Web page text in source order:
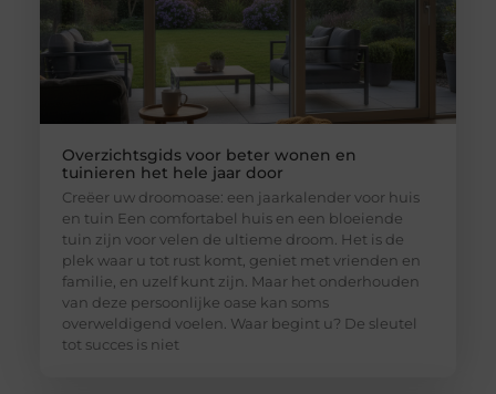
Overzichtsgids voor beter wonen en
tuinieren het hele jaar door
Creëer uw droomoase: een jaarkalender voor huis
en tuin Een comfortabel huis en een bloeiende
tuin zijn voor velen de ultieme droom. Het is de
plek waar u tot rust komt, geniet met vrienden en
familie, en uzelf kunt zijn. Maar het onderhouden
van deze persoonlijke oase kan soms
overweldigend voelen. Waar begint u? De sleutel
tot succes is niet